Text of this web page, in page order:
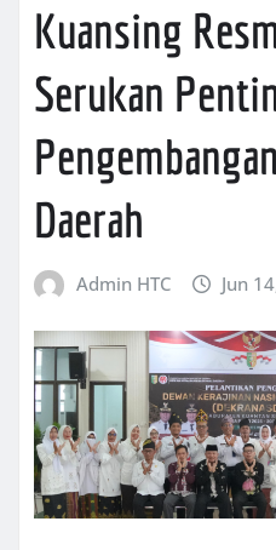
Kuansing
Serukan
Daerah
Admin HTC Jun